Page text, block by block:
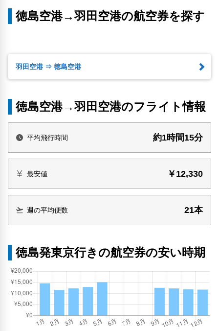
徳島空港→羽田空港の航空券を探す
羽田空港 ⇒ 徳島空港
徳島空港→羽田空港のフライト情報
平均飛行時間 約1時間15分
最安値 ￥12,330
週の平均便数 21本
徳島発東京行きの航空券の安い時期